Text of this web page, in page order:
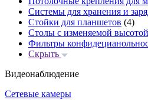
Системы для хранения и
Стойки для планшетов (4)
Столы с изменяемой высотой
Фильтры
Скрыть
Видеонаблюдение
Сетевые камеры